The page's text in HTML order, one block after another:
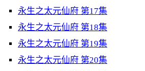
永生之太元仙府 第17集
永生之太元仙府 第18集
永生之太元仙府 第19集
永生之太元仙府 第20集